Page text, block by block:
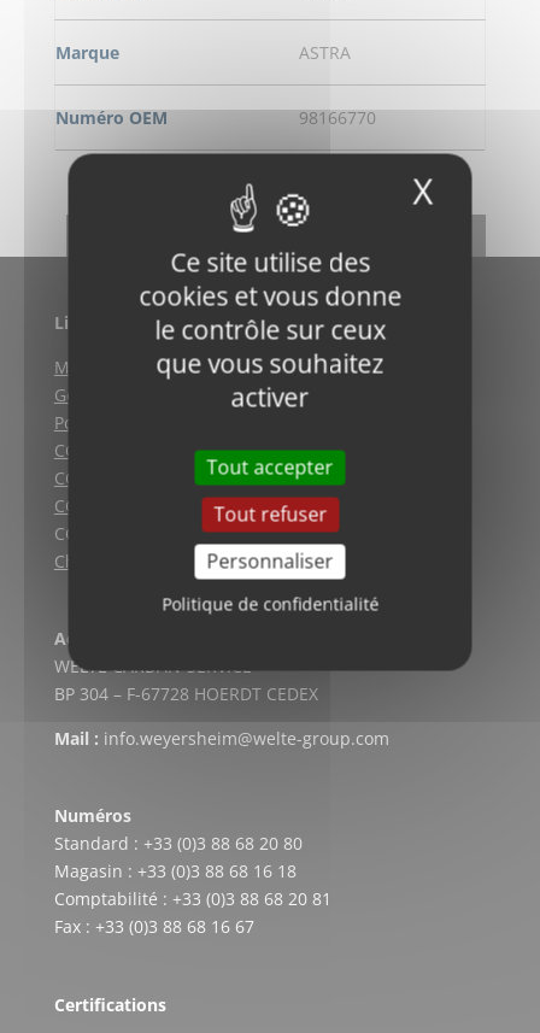
Ce site utilise des
cookies et vous donne
le contrôle sur ceux
que vous souhaitez
activer
Tout accepter
Tout refuser
Personnaliser
Politique de confidentialité
X
Marque ASTRA
Numéro OEM 98166770
DEMANDE DE RENSEIGNEMENT
RETOUR
Liens utiles
Mentions légales
Gestion des cookies
Politique de confidentialité
CGV (Weyersheim)
CGV (Strasbourg)
CGV (Lyon)
CGV vente en ligne
Charte qualité
Adresse postale
WELTE CARDAN-SERVICE
BP 304 – F-67728 HOERDT CEDEX
Mail : info.weyersheim@welte-group.com
Numéros
Standard : +33 (0)3 88 68 20 80
Magasin : +33 (0)3 88 68 16 18
Comptabilité : +33 (0)3 88 68 20 81
Fax : +33 (0)3 88 68 16 67
Certifications